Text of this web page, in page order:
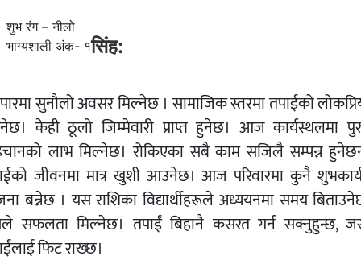
शुभ रंग – नीलो
भाग्यशाली अंक- १सिंह:
सुनौलो अवसर मिल्नेछ । सामाजिक स्तरमा तपाईको
केही ठूलो जिम्मेवारी प्राप्त हुनेछ। आज कार्यस्थलमा
लाभ मिल्नेछ। रोकिएका सबै काम सजिलै सम्पन्न
जीवनमा मात्र खुशी आउनेछ। आज परिवारमा कुनै
बन्नेछ । यस राशिका विद्यार्थीहरूले अध्ययनमा समय
सफलता मिल्नेछ। तपाईं बिहानै कसरत गर्न सक्नुहुन्छ,
फिट राख्छ।